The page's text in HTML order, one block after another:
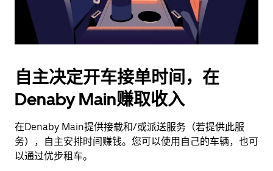
闭
日
历。
自主决定开车接单时间，在
Denaby Main赚取收入
在Denaby Main提供接载和/或派送服务（若提供此服
务），自主安排时间赚钱。您可以使用自己的车辆，也可
以通过优步租车。